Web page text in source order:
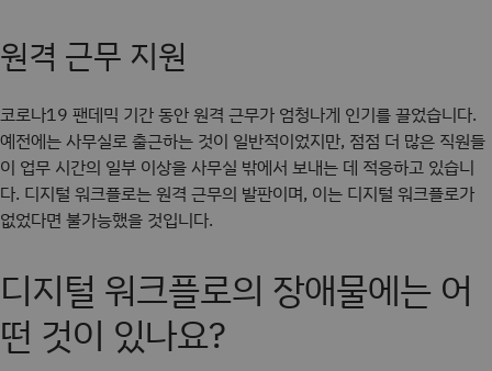
원격 근무 지원
코로나19 팬데믹 기간 동안 원격 근무가 엄청나게 인기를 끌었습니다.
예전에는 사무실로 출근하는 것이 일반적이었지만, 점점 더 많은 직원들
이 업무 시간의 일부 이상을 사무실 밖에서 보내는 데 적응하고 있습니
다. 디지털 워크플로는 원격 근무의 발판이며, 이는 디지털 워크플로가
없었다면 불가능했을 것입니다.
디지털 워크플로의 장애물에는 어
떤 것이 있나요?